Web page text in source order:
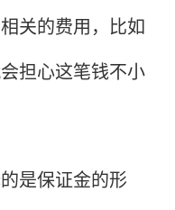
关的费用，比如
担心这笔钱不小
是保证金的形